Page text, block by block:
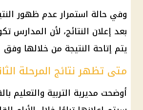
وفي حالة استمرار عدم ظهور
بعد إعلان النتائج، لأن المدارس
يتم إتاحة النتيجة من خلالها وفق
متى تظهر نتائج المرحلة
أوضحت مديرية التربية والتعليم